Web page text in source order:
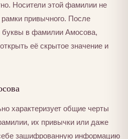
Носители этой фамилии не
привычного. После
буквы в фамилии Амосова,
её скрытое значение и
характеризует общие черты
их привычки или даже
зашифрованную информацию